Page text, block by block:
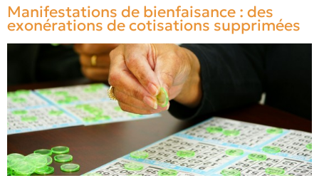
Manifestations de bienfaisance : des
exonérations de cotisations supprimées